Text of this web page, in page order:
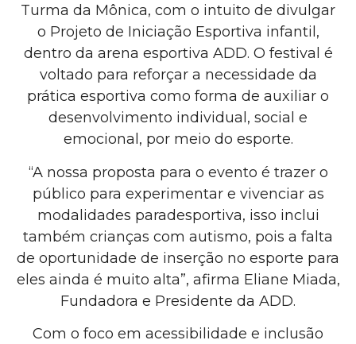
Turma da Mônica, com o intuito de divulgar
o Projeto de Iniciação Esportiva infantil,
dentro da arena esportiva ADD. O festival é
voltado para reforçar a necessidade da
prática esportiva como forma de auxiliar o
desenvolvimento individual, social e
emocional, por meio do esporte.
“A nossa proposta para o evento é trazer o
público para experimentar e vivenciar as
modalidades paradesportiva, isso inclui
também crianças com autismo, pois a falta
de oportunidade de inserção no esporte para
eles ainda é muito alta”, afirma Eliane Miada,
Fundadora e Presidente da ADD.
Com o foco em acessibilidade e inclusão